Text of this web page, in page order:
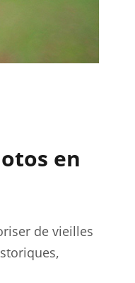
en
de vieilles